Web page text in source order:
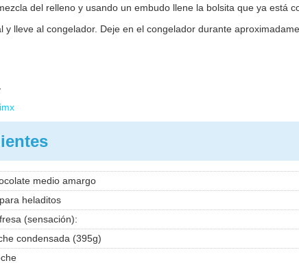
del relleno y usando un embudo llene la bolsita que ya está
y lleve al congelador. Deje en el congelador durante
medio amargo
heladitos
(sensación):
condensada (395g)